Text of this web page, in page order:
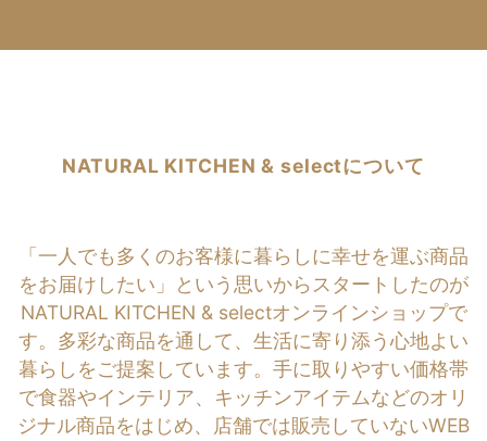
NATURAL KITCHEN & selectについて
「一人でも多くのお客様に暮らしに幸せを運ぶ商品
をお届けしたい」という思いからスタートしたのが
NATURAL KITCHEN & selectオンラインショップで
す。多彩な商品を通して、生活に寄り添う心地よい
暮らしをご提案しています。手に取りやすい価格帯
で食器やインテリア、キッチンアイテムなどのオリ
ジナル商品をはじめ、店舗では販売していないWEB